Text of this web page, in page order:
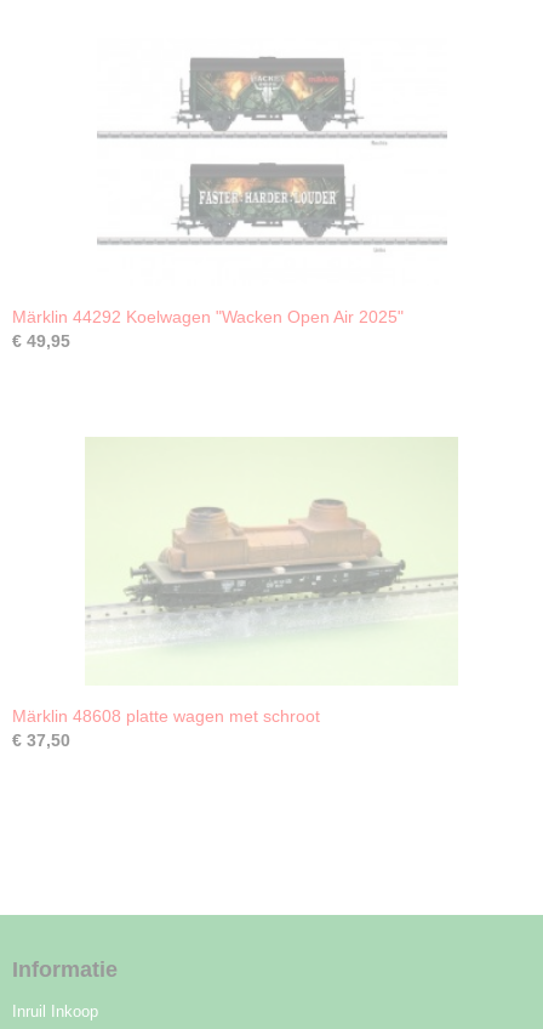
Märklin 44292 Koelwagen "Wacken Open Air 2025"
€ 49,95
Märklin 48608 platte wagen met schroot
€ 37,50
Informatie
Inruil Inkoop